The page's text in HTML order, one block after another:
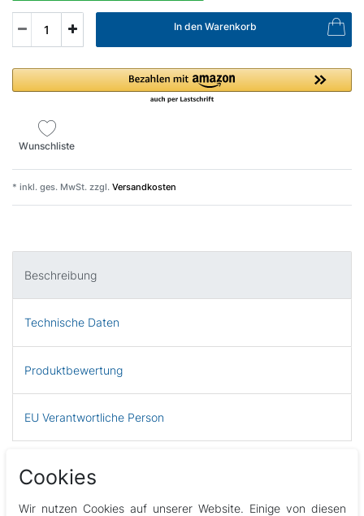
In den Warenkorb
Wunschliste
* inkl. ges. MwSt. zzgl. Versandkosten
Beschreibung
Technische Daten
Produktbewertung
EU Verantwortliche Person
Temperatursensor für Heizungen und Steuerungen des Balboa M7-Systems
Es ist ein Sensor ohne Mutter und mit einem 30 cm langen Kabel.
Cookies
Wir nutzen Cookies auf unserer Website. Einige von diesen